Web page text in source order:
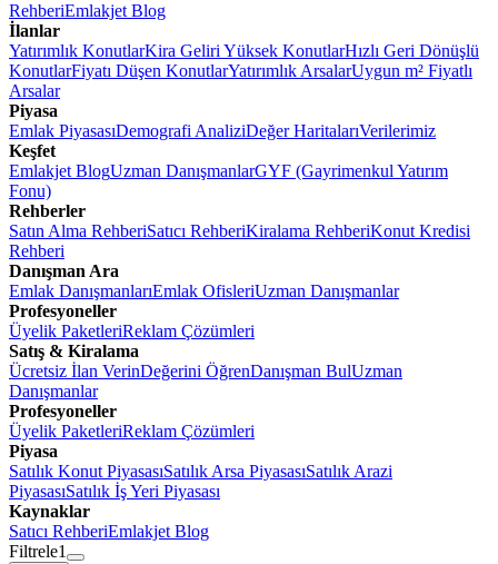
RehberiEmlakjet Blog
İlanlar
Yatırımlık KonutlarKira Geliri Yüksek KonutlarHızlı Geri Dönüşlü
KonutlarFiyatı Düşen KonutlarYatırımlık ArsalarUygun m² Fiyatlı
Arsalar
Piyasa
Emlak PiyasasıDemografi AnaliziDeğer HaritalarıVerilerimiz
Keşfet
Emlakjet BlogUzman DanışmanlarGYF (Gayrimenkul Yatırım
Fonu)
Rehberler
Satın Alma RehberiSatıcı RehberiKiralama RehberiKonut Kredisi
Rehberi
Danışman Ara
Emlak DanışmanlarıEmlak OfisleriUzman Danışmanlar
Profesyoneller
Üyelik PaketleriReklam Çözümleri
Satış & Kiralama
Ücretsiz İlan VerinDeğerini ÖğrenDanışman BulUzman
Danışmanlar
Profesyoneller
Üyelik PaketleriReklam Çözümleri
Piyasa
Satılık Konut PiyasasıSatılık Arsa PiyasasıSatılık Arazi
PiyasasıSatılık İş Yeri Piyasası
Kaynaklar
Satıcı RehberiEmlakjet Blog
Filtrele1